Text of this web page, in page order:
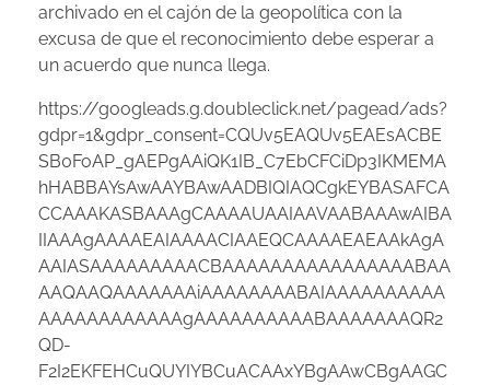
archivado en el cajón de la geopolítica con la
excusa de que el reconocimiento debe esperar a
un acuerdo que nunca llega.
https://googleads.g.doubleclick.net/pagead/ads?
gdpr=1&gdpr_consent=CQUv5EAQUv5EAEsACBE
SB0FoAP_gAEPgAAiQK1IB_C7EbCFCiDp3IKMEMA
hHABBAYsAwAAYBAwAADBIQIAQCgkEYBASAFCA
CCAAAKASBAAAgCAAAAUAAIAAVAABAAAwAIBA
IIAAAgAAAAEAIAAAACIAAEQCAAAAEAEAAkAgA
AAIASAAAAAAAAACBAAAAAAAAAAAAAAAABAA
AAQAAQAAAAAAAiAAAAAAAABAIAAAAAAAAAA
AAAAAAAAAAAAgAAAAAAAAAABAAAAAAAQR2
QD-
F2I2EKFEHCuQUYIYBCuACAAxYBgAAwCBgAAGC